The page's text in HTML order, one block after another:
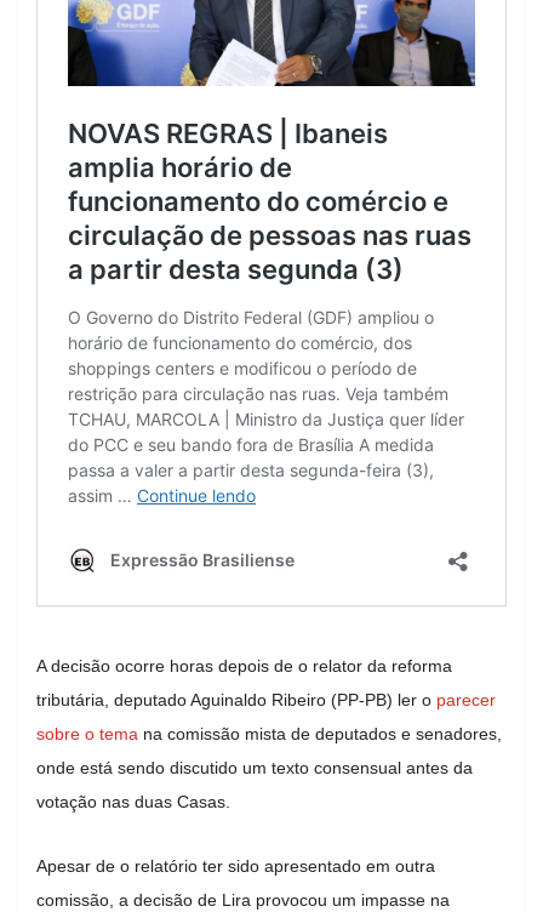
A decisão ocorre horas depois de o relator da reforma
tributária, deputado Aguinaldo Ribeiro (PP-PB) ler o parecer
sobre o tema na comissão mista de deputados e senadores,
onde está sendo discutido um texto consensual antes da
votação nas duas Casas.
Apesar de o relatório ter sido apresentado em outra
comissão, a decisão de Lira provocou um impasse na